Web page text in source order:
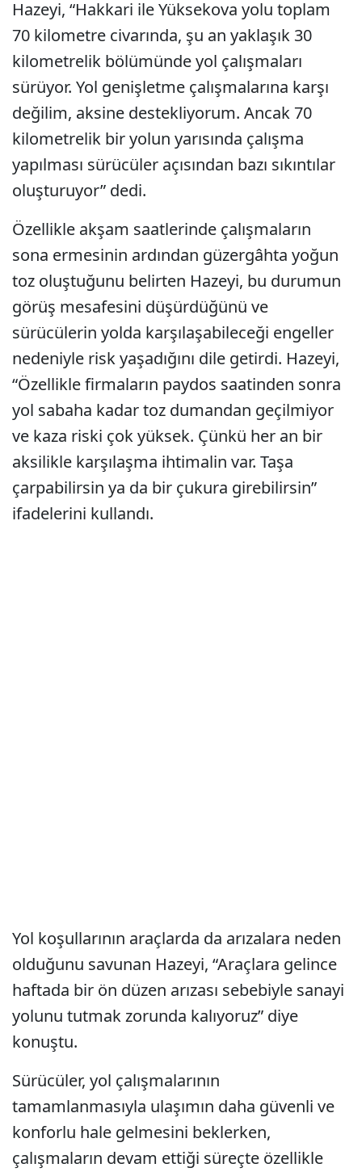
Hazeyi, “Hakkari ile Yüksekova yolu toplam
70 kilometre civarında, şu an yaklaşık 30
kilometrelik bölümünde yol çalışmaları
sürüyor. Yol genişletme çalışmalarına karşı
değilim, aksine destekliyorum. Ancak 70
kilometrelik bir yolun yarısında çalışma
yapılması sürücüler açısından bazı sıkıntılar
oluşturuyor” dedi.
Özellikle akşam saatlerinde çalışmaların
sona ermesinin ardından güzergâhta yoğun
toz oluştuğunu belirten Hazeyi, bu durumun
görüş mesafesini düşürdüğünü ve
sürücülerin yolda karşılaşabileceği engeller
nedeniyle risk yaşadığını dile getirdi. Hazeyi,
“Özellikle firmaların paydos saatinden sonra
yol sabaha kadar toz dumandan geçilmiyor
ve kaza riski çok yüksek. Çünkü her an bir
aksilikle karşılaşma ihtimalin var. Taşa
çarpabilirsin ya da bir çukura girebilirsin”
ifadelerini kullandı.
Yol koşullarının araçlarda da arızalara neden
olduğunu savunan Hazeyi, “Araçlara gelince
haftada bir ön düzen arızası sebebiyle sanayi
yolunu tutmak zorunda kalıyoruz” diye
konuştu.
Sürücüler, yol çalışmalarının
tamamlanmasıyla ulaşımın daha güvenli ve
konforlu hale gelmesini beklerken,
çalışmaların devam ettiği süreçte özellikle